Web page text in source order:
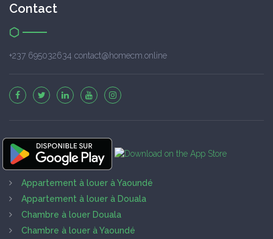
Contact
+237 695032634 contact@homecm.online
Appartement à louer à Yaoundé
Appartement à louer à Douala
Chambre à louer Douala
Chambre à louer à Yaoundé